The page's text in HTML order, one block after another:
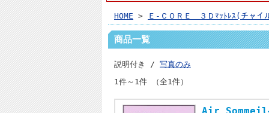
HOME > Ｅ-ＣＯＲＥ ３Ｄﾏｯﾄﾚｽ(チャイ
商品一覧
説明付き / 写真のみ
1件～1件 （全1件）